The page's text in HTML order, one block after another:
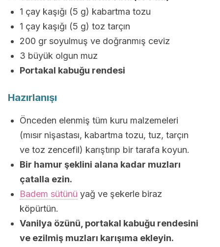
1 çay kaşığı (5 g) kabartma tozu
1 çay kaşığı (5 g) toz tarçın
200 gr soyulmuş ve doğranmış ceviz
3 büyük olgun muz
Portakal kabuğu rendesi
Hazırlanışı
Önceden elenmiş tüm kuru malzemeleri
(mısır nişastası, kabartma tozu, tuz, tarçın
ve toz zencefil) karıştırıp bir tarafa koyun.
Bir hamur şeklini alana kadar muzları
çatalla ezin.
Badem sütünü yağ ve şekerle biraz
köpürtün.
Vanilya özünü, portakal kabuğu rendesini
ve ezilmiş muzları karışıma ekleyin.